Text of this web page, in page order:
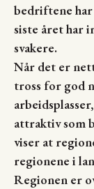
bedriftene
siste året har
svakere.
Når det er
tross for god
attraktiv som
viser at
regionene i
Regionen er